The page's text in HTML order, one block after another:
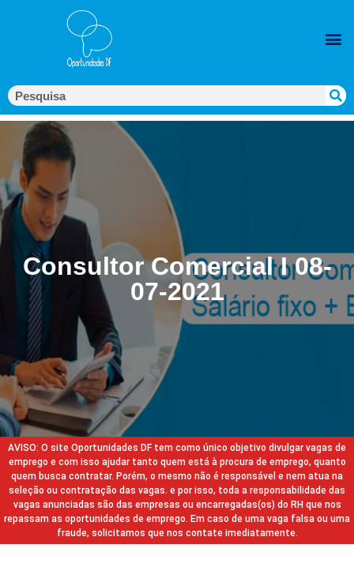
Consultor Comercial I 08-
07-2021
AVISO: O site Oportunidades DF tem como único objetivo divulgar vagas de
emprego e com isso ajudar tanto quem está à procura de emprego, quanto
quem busca contratar. Porém, o mesmo não é responsável e nem atua na
seleção ou contratação das vagas. e por isso, toda a responsabilidade das
vagas anunciadas são das empresas ou encarregadas(os) do RH que nos
repassam as oportunidades de emprego. Em caso de uma vaga falsa ou uma
fraude, solicitamos que nos contate imediatamente.